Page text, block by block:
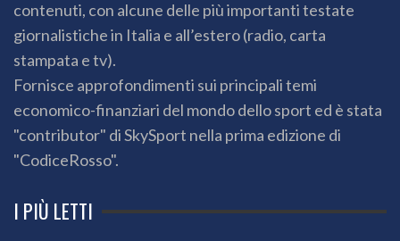
contenuti, con alcune delle più importanti testate
giornalistiche in Italia e all’estero (radio, carta
stampata e tv).
Fornisce approfondimenti sui principali temi
economico-finanziari del mondo dello sport ed è stata
"contributor" di SkySport nella prima edizione di
"CodiceRosso".
I PIÙ LETTI